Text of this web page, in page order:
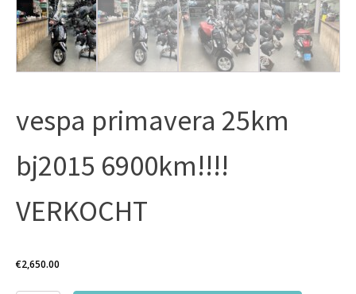
vespa primavera 25km
bj2015 6900km!!!!
VERKOCHT
€2,650.00